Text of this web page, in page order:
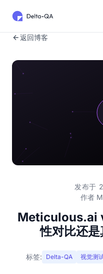
返回博客
发布于
作者
Meticulous.ai
性对比还是
标签: Delta-QA 视觉测